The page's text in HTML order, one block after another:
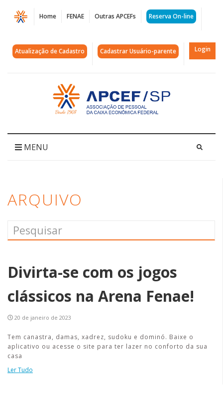
Página
Arquivos
vídeo
APCEF/SP
Home FENAE Outras APCEFs Reserva On-line
Atualização de Cadastro Cadastrar Usuário-parente Login
Acessar
página
inicial
MENU
ARQUIVO
Divirta-se com os jogos
clássicos na Arena Fenae!
20 de janeiro de 2023
Tem canastra, damas, xadrez, sudoku e dominó. Baixe o
aplicativo ou acesse o site para ter lazer no conforto da sua
casa
Ler Tudo